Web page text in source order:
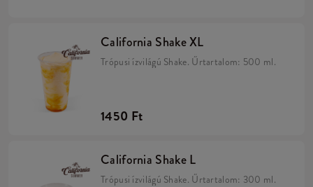
California Shake XL
Trópusi ízvilágú Shake. Űrtartalom: 500 ml.
1450 Ft
California Shake L
Trópusi ízvilágú Shake. Űrtartalom: 300 ml.